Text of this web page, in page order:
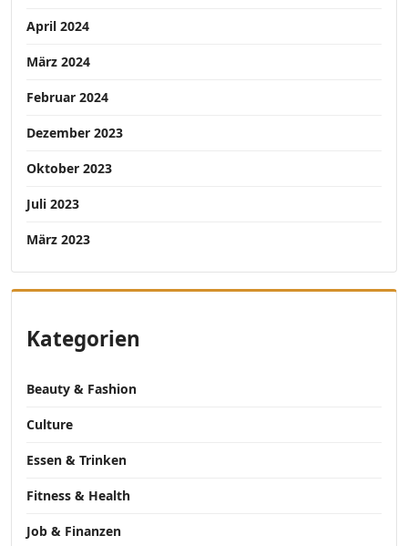
April 2024
März 2024
Februar 2024
Dezember 2023
Oktober 2023
Juli 2023
März 2023
Kategorien
Beauty & Fashion
Culture
Essen & Trinken
Fitness & Health
Job & Finanzen